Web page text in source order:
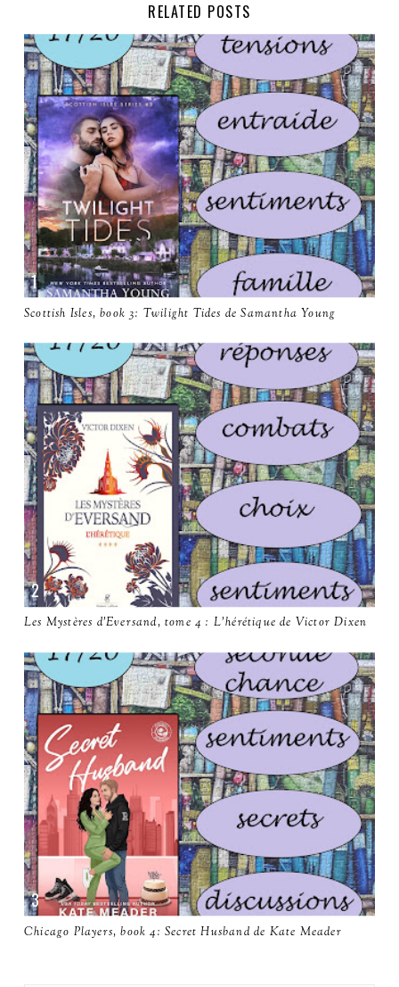
RELATED POSTS
Scottish Isles, book 3: Twilight Tides de Samantha Young
Les Mystères d'Eversand, tome 4 : L'hérétique de Victor Dixen
Chicago Players, book 4: Secret Husband de Kate Meader